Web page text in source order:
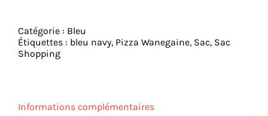
Sac
Shopping
-
Catégorie : Bleu
Étiquettes : bleu navy, Pizza Wanegaine, Sac, Sac
Shopping
Informations complémentaires